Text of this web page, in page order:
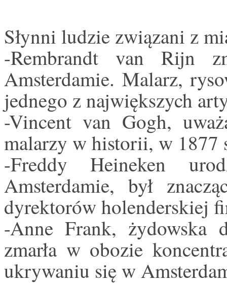
Słynni ludzie związani z
-Rembrandt van Rijn
Amsterdamie. Malarz,
jednego z największych
-Vincent van Gogh,
malarzy w historii, w
-Freddy Heineken
Amsterdamie, był
dyrektorów holenderskiej
-Anne Frank, żydowska
zmarła w obozie
ukrywaniu się w